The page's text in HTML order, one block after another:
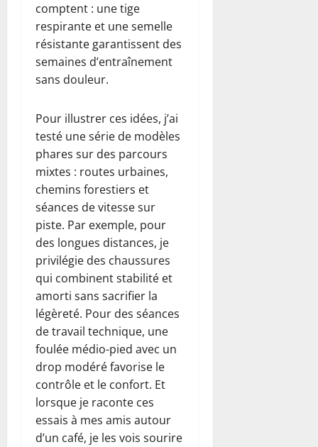
comptent : une tige
respirante et une semelle
résistante garantissent des
semaines d’entraînement
sans douleur.
Pour illustrer ces idées, j’ai
testé une série de modèles
phares sur des parcours
mixtes : routes urbaines,
chemins forestiers et
séances de vitesse sur
piste. Par exemple, pour
des longues distances, je
privilégie des chaussures
qui combinent stabilité et
amorti sans sacrifier la
légèreté. Pour des séances
de travail technique, une
foulée médio-pied avec un
drop modéré favorise le
contrôle et le confort. Et
lorsque je raconte ces
essais à mes amis autour
d’un café, je les vois sourire